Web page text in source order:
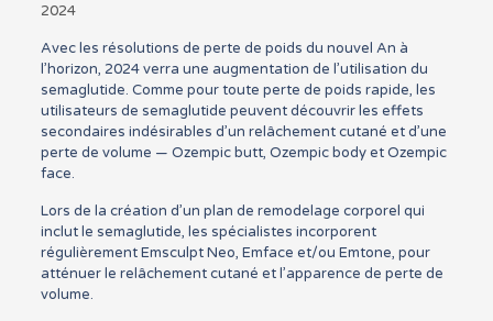
2024
Avec les résolutions de perte de poids du nouvel An à
l’horizon, 2024 verra une augmentation de l’utilisation du
semaglutide. Comme pour toute perte de poids rapide, les
utilisateurs de semaglutide peuvent découvrir les effets
secondaires indésirables d’un relâchement cutané et d’une
perte de volume — Ozempic butt, Ozempic body et Ozempic
face.
Lors de la création d’un plan de remodelage corporel qui
inclut le semaglutide, les spécialistes incorporent
régulièrement Emsculpt Neo, Emface et/ou Emtone, pour
atténuer le relâchement cutané et l’apparence de perte de
volume.